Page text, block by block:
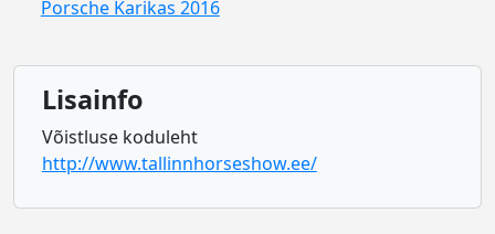
Porsche Karikas 2016
Lisainfo
Võistluse koduleht
http://www.tallinnhorseshow.ee/